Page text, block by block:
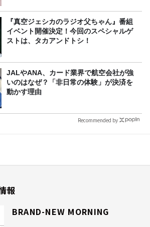
『真空ジェシカのラジオ父ちゃん』番組
イベント開催決定！今回のスペシャルゲ
ストは、タカアンドトシ！
JALやANA、カード業界で航空会社が強
いのはなぜ？「非日常の体験」が決済を
動かす理由
Recommended by
報
BRAND-NEW MORNING